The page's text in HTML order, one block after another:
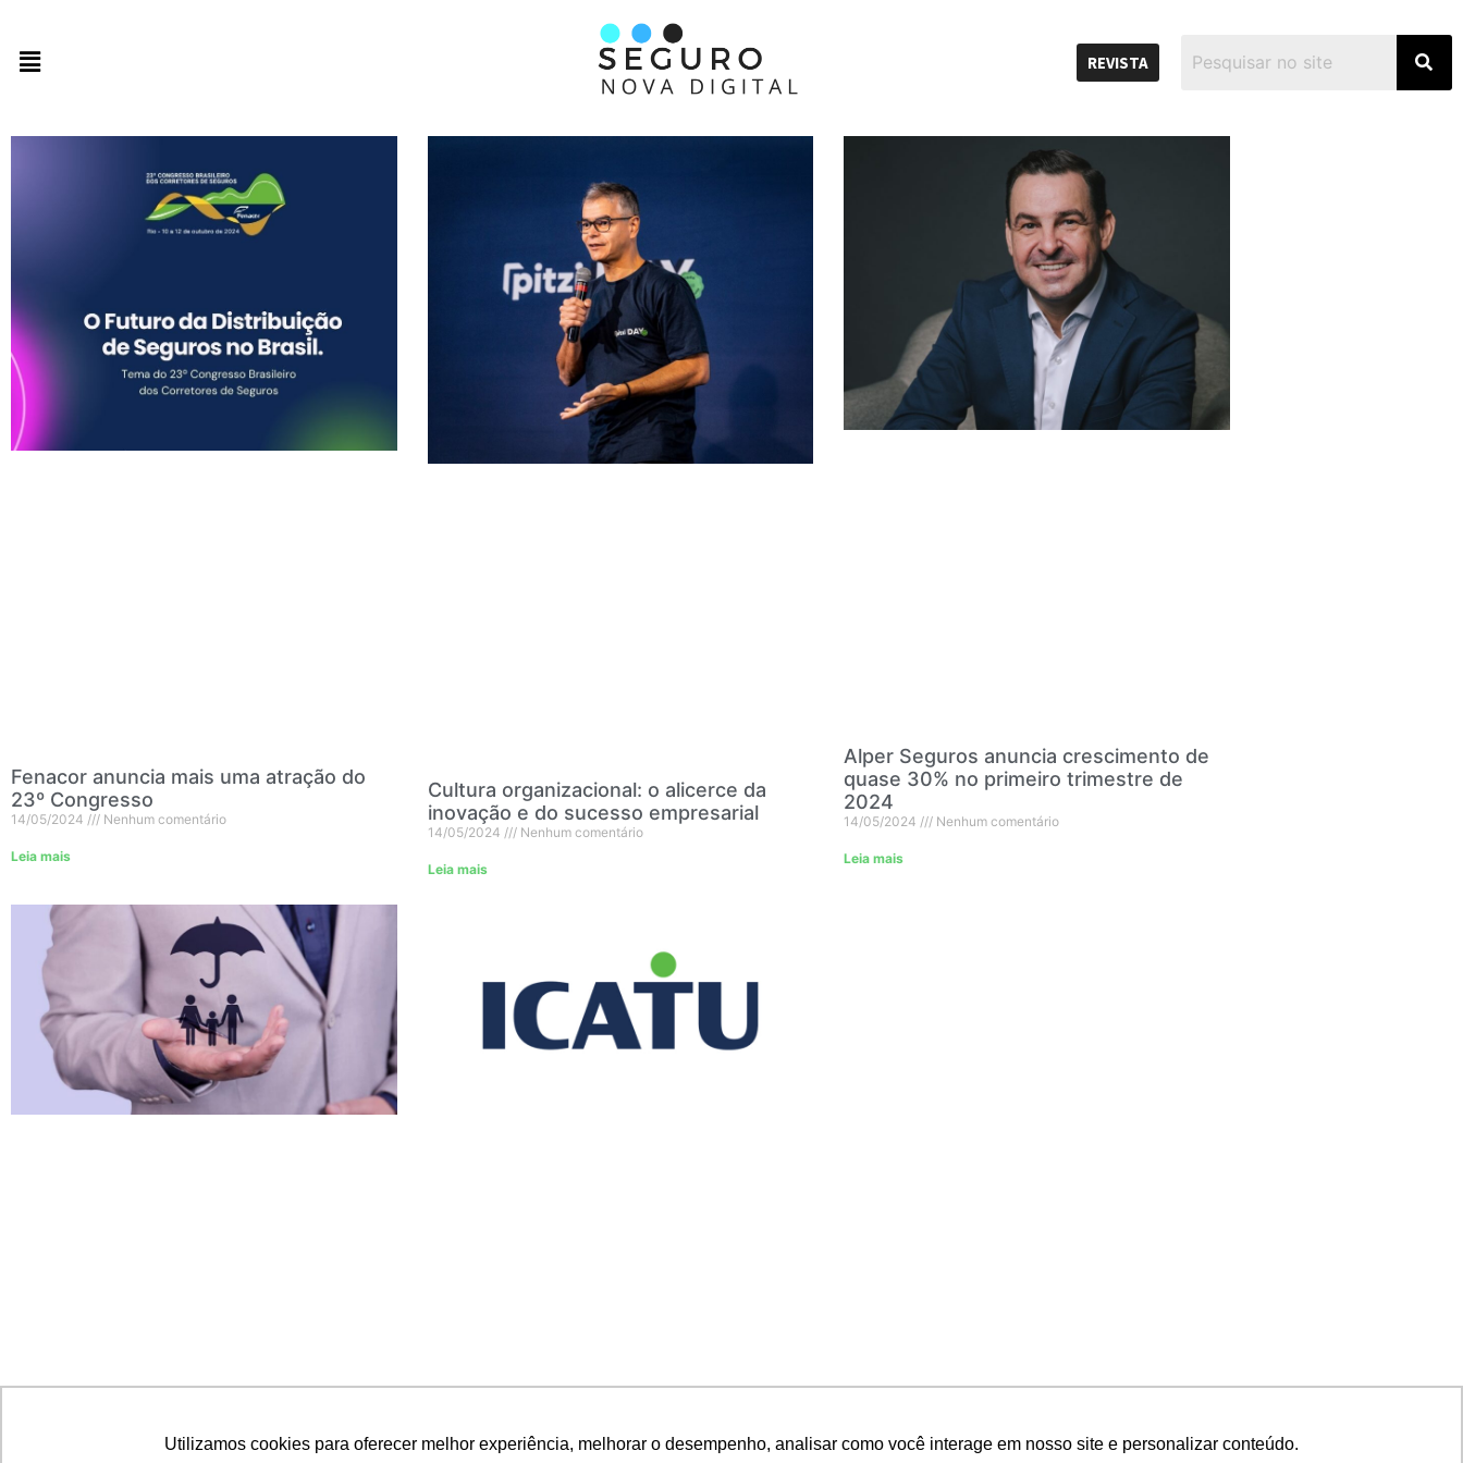
Utilizamos cookies para oferecer melhor experiência, melhorar o desempenho, analisar como você interage em nosso site e personalizar conteúdo.
REVISTA
Fenacor anuncia mais uma atração do
23º Congresso
14/05/2024 Nenhum comentário
Leia mais
Cultura organizacional: o alicerce da
inovação e do sucesso empresarial
14/05/2024 Nenhum comentário
Leia mais
Alper Seguros anuncia crescimento de
quase 30% no primeiro trimestre de
2024
14/05/2024 Nenhum comentário
Leia mais
Setor de seguros cresce 13,7% no
Icatu Seguros informa a adoção de